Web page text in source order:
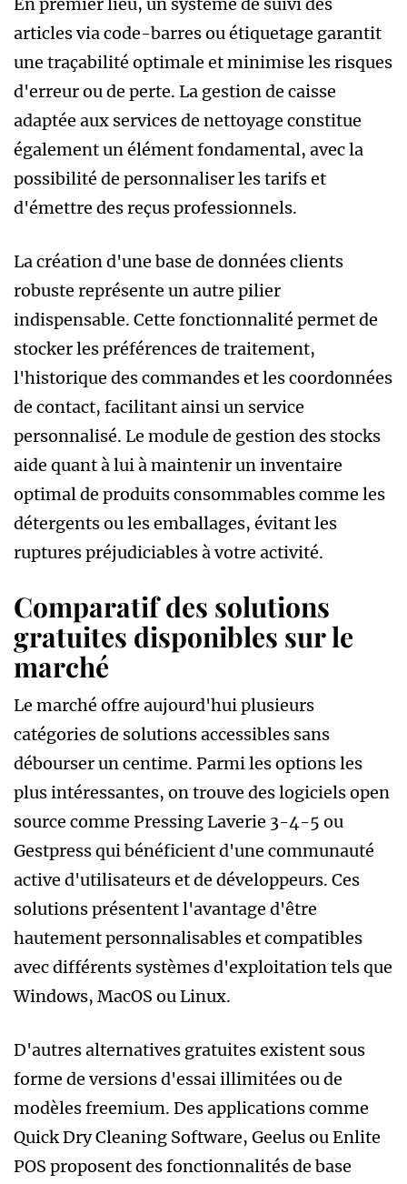
articles via code-barres ou étiquetage garantit
une traçabilité optimale et minimise les risques
d'erreur ou de perte. La gestion de caisse
adaptée aux services de nettoyage constitue
également un élément fondamental, avec la
possibilité de personnaliser les tarifs et
d'émettre des reçus professionnels.
La création d'une base de données clients
robuste représente un autre pilier
indispensable. Cette fonctionnalité permet de
stocker les préférences de traitement,
l'historique des commandes et les coordonnées
de contact, facilitant ainsi un service
personnalisé. Le module de gestion des stocks
aide quant à lui à maintenir un inventaire
optimal de produits consommables comme les
détergents ou les emballages, évitant les
ruptures préjudiciables à votre activité.
Comparatif des solutions
gratuites disponibles sur le
marché
Le marché offre aujourd'hui plusieurs
catégories de solutions accessibles sans
débourser un centime. Parmi les options les
plus intéressantes, on trouve des logiciels open
source comme Pressing Laverie 3-4-5 ou
Gestpress qui bénéficient d'une communauté
active d'utilisateurs et de développeurs. Ces
solutions présentent l'avantage d'être
hautement personnalisables et compatibles
avec différents systèmes d'exploitation tels que
Windows, MacOS ou Linux.
D'autres alternatives gratuites existent sous
forme de versions d'essai illimitées ou de
modèles freemium. Des applications comme
Quick Dry Cleaning Software, Geelus ou Enlite
POS proposent des fonctionnalités de base